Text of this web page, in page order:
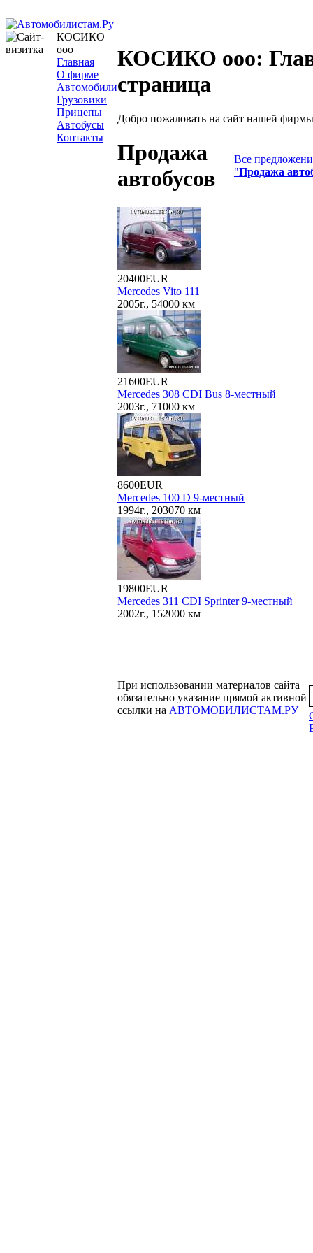
КОСИКО
ооо
Главная
О фирме
Автомобили
Грузовики
Прицепы
Автобусы
Контакты
КОСИКО ооо:
страница
Добро пожаловать на сайт нашей
Продажа
автобусов
Все
"Продажа
20400EUR
Mercedes Vito 111
2005г., 54000 км
21600EUR
Mercedes 308 CDI Bus 8-местный
2003г., 71000 км
8600EUR
Mercedes 100 D 9-местный
1994г., 203070 км
19800EUR
Mercedes 311 CDI Sprinter 9-местный
2002г., 152000 км
При использовании материалов сайта
обязательно указание прямой активной
ссылки на АВТОМОБИЛИСТАМ.РУ